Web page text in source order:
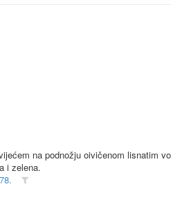
na podnožju oivičenom lisnatim
i zelena.